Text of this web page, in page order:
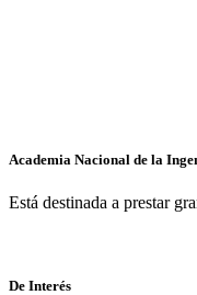
Academia Nacional de la
Está destinada a prestar
De Interés